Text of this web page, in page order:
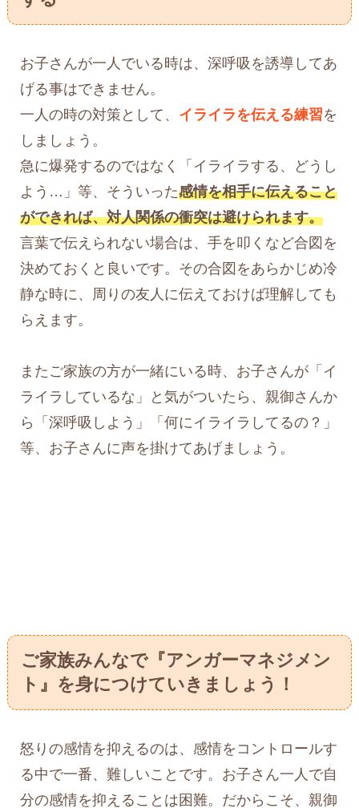
お子さんが一人でいる時は、深呼吸を誘導してあ
げる事はできません。
一人の時の対策として、 イライラを伝える練習を
しましょう。
急に爆発するのではなく「イライラする、どうし
よう…」等、そういった感情を相手に伝えること
ができれば、対人関係の衝突は避けられます。
言葉で伝えられない場合は、手を叩くなど合図を
決めておくと良いです。その合図をあらかじめ冷
静な時に、周りの友人に伝えておけば理解しても
らえます。
またご家族の方が一緒にいる時、お子さんが「イ
ライラしているな」と気がついたら、親御さんか
ら「深呼吸しよう」「何にイライラしてるの？」
等、お子さんに声を掛けてあげましょう。
ご家族みんなで『アンガーマネジメン
ト』を身につけていきましょう！
怒りの感情を抑えるのは、感情をコントロールす
る中で一番、難しいことです。お子さん一人で自
分の感情を抑えることは困難。だからこそ、親御